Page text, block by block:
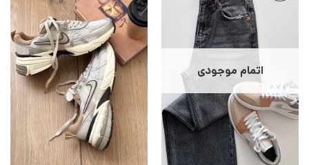
اتمام موجودی